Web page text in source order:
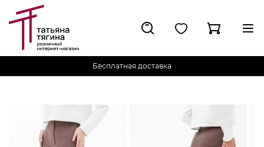
Бесплатная доставка